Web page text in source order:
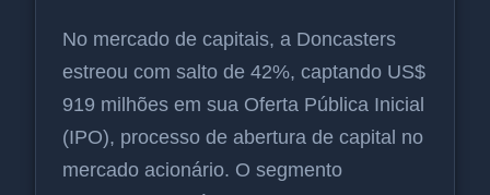
No mercado de capitais, a Doncasters
estreou com salto de 42%, captando US$
919 milhões em sua Oferta Pública Inicial
(IPO), processo de abertura de capital no
mercado acionário. O segmento